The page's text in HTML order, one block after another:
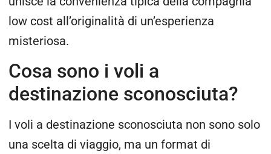
low cost all’originalità di un’esperienza
misteriosa.
Cosa sono i voli a
destinazione sconosciuta?
I voli a destinazione sconosciuta non sono solo
una scelta di viaggio, ma un format di